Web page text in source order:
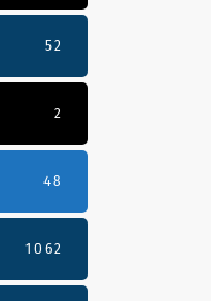
52
2
48
1062